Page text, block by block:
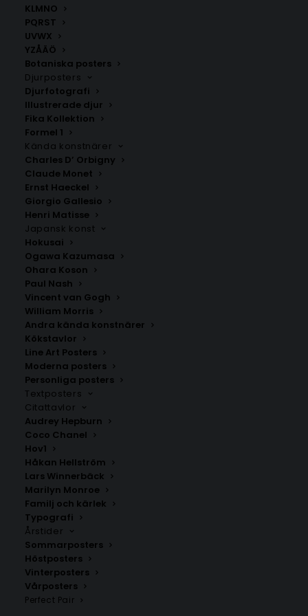
KLMNO
PQRST
UVWX
YZÅÄÖ
Botaniska posters
Djurposters
Djurfotografi
Illustrerade djur
Fika Kollektion
Formel 1
Kända konstnärer
Charles D’ Orbigny
Claude Monet
Ernst Haeckel
Giorgio Gallesio
Henri Matisse
Japansk konst
Hokusai
Ogawa Kazumasa
Ohara Koson
Paul Nash
Vincent van Gogh
William Morris
Andra kända konstnärer
Kökstavlor
Line Art Posters
Moderna posters
Personliga posters
Textposters
Citattavlor
Audrey Hepburn
Coco Chanel
Hov1
Håkan Hellström
Lars Winnerbäck
Marilyn Monroe
Familj och kärlek
Typografi
Årstider
Sommarposters
Höstposters
Vinterposters
Vårposters
Perfect Pair
formar ett hjärta, vilket förstärker det romantiska
temat. Denna kärlekskarta över Gävleborg fungerar
perfekt som en kärleksfull present.
Välj mellan fyra olika storlekar: 50×70 cm, 40×50 cm,
30×40 cm och 21×30 cm.
Vill du få se en förhandsgranskning innan affischen
skickas till dig? Kontakta mig i så fall via e-post direkt
efter din beställning.
Gävleborgs län ,
Sverige
Fr. 200.00kr